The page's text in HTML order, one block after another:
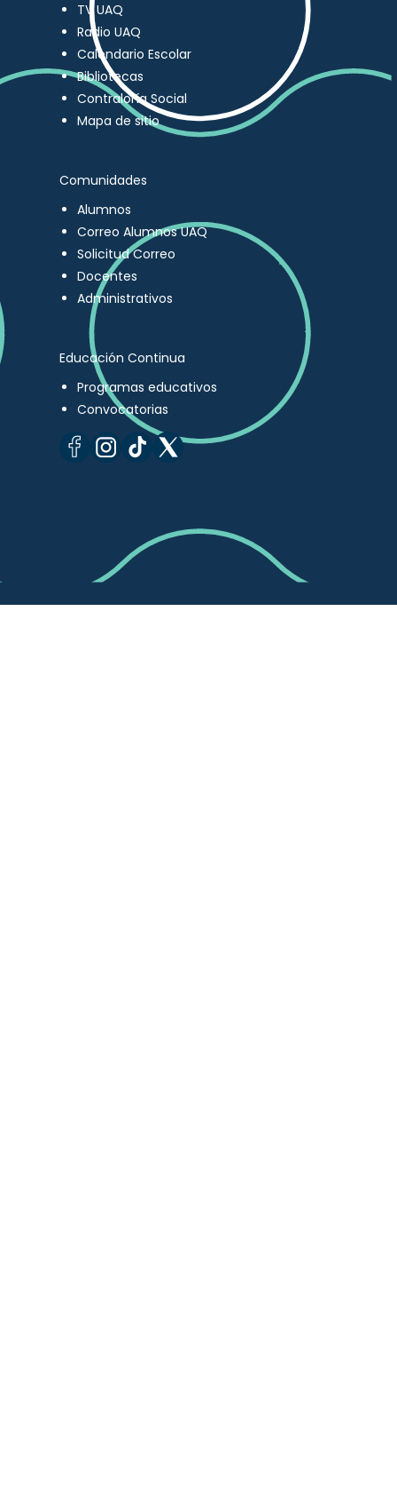
TV UAQ
Radio UAQ
Calendario Escolar
Bibliotecas
Contraloría Social
Mapa de sitio
Comunidades
Alumnos
Correo Alumnos UAQ
Solicitud Correo
Docentes
Administrativos
Educación Continua
Programas educativos
Convocatorias